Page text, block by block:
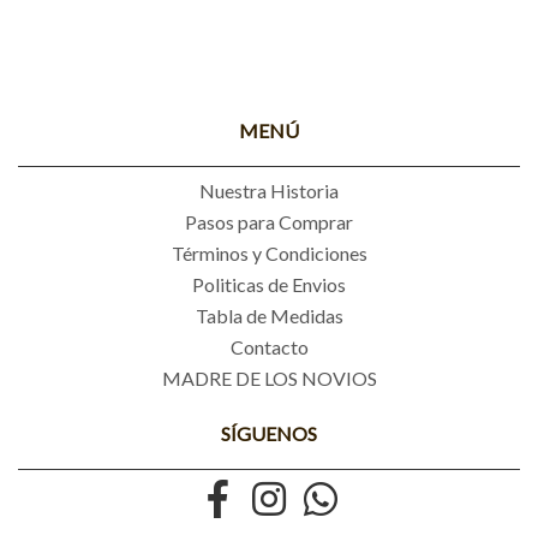
MENÚ
Nuestra Historia
Pasos para Comprar
Términos y Condiciones
Politicas de Envios
Tabla de Medidas
Contacto
MADRE DE LOS NOVIOS
SÍGUENOS